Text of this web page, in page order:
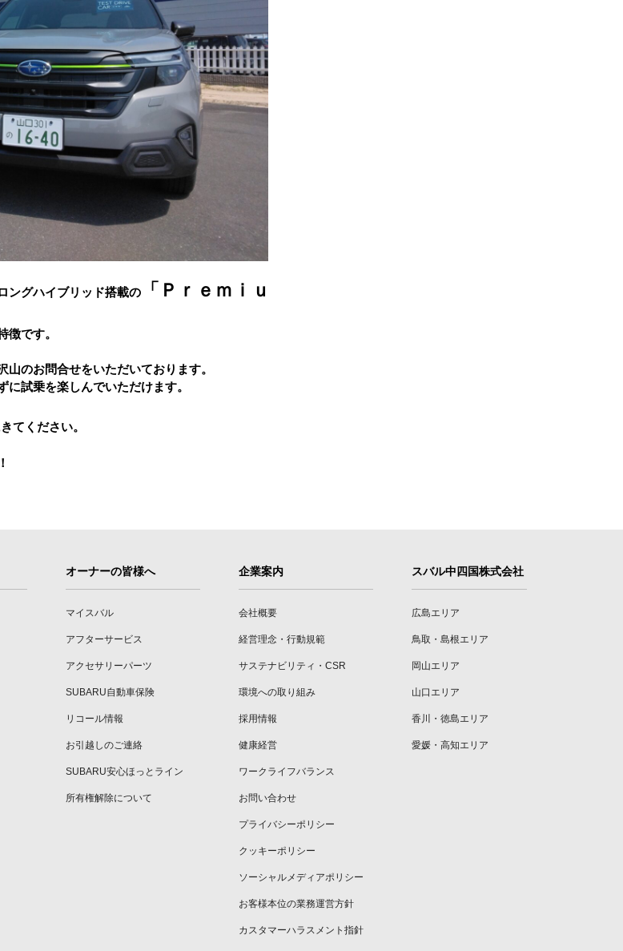
ングハイブリッド搭載の
「Ｐｒｅｍｉｕ
です。
のお問合せをいただいております。
試乗を楽しんでいただけます。
てください。
オーナーの皆様へ
マイスバル
アフターサービス
アクセサリーパーツ
SUBARU自動車保険
リコール情報
お引越しのご連絡
SUBARU安心ほっとライン
所有権解除について
企業案内
会社概要
経営理念・行動規範
サステナビリティ・CSR
環境への取り組み
採用情報
健康経営
ワークライフバランス
お問い合わせ
プライバシーポリシー
クッキーポリシー
ソーシャルメディアポリシー
お客様本位の業務運営方針
カスタマーハラスメント指針
スバル中四国株式会社
広島エリア
鳥取・島根エリア
岡山エリア
山口エリア
香川・徳島エリア
愛媛・高知エリア